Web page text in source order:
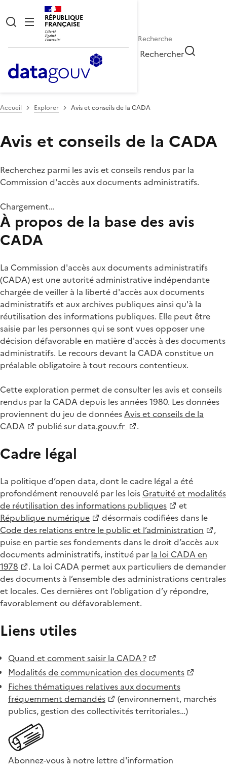
RÉPUBLIQUE
FRANÇAISE
Rechercher
Accueil Explorer Avis et conseils de la CADA
Avis et conseils de la CADA
Recherchez parmi les avis et conseils rendus par la
Commission d'accès aux documents administratifs.
Chargement…
À propos de la base des avis
CADA
La Commission d'accès aux documents administratifs
(CADA) est une autorité administrative indépendante
chargée de veiller à la liberté d'accès aux documents
administratifs et aux archives publiques ainsi qu'à la
réutilisation des informations publiques. Elle peut être
saisie par les personnes qui se sont vues opposer une
décision défavorable en matière d'accès à des documents
administratifs. Le recours devant la CADA constitue un
préalable obligatoire à tout recours contentieux.
Cette exploration permet de consulter les avis et conseils
rendus par la CADA depuis les années 1980. Les données
proviennent du jeu de donnéesAvis et conseils de la
CADA
publié surdata.gouv.fr .
Cadre légal
La politique d’open data, dont le cadre légal a été
profondément renouvelé par les loisGratuité et modalités
de réutilisation des informations publiques
et
République numérique
désormais codifiées dans le
Code des relations entre le public et l’administration
,
puise en partie ses fondements dans le droit d’accès aux
documents administratifs, institué par la loi CADA en
1978
. La loi CADA permet aux particuliers de demander
des documents à l’ensemble des administrations centrales
et locales. Ces dernières ont l’obligation d’y répondre,
favorablement ou défavorablement.
Liens utiles
Quand et comment saisir la CADA ?
Modalités de communication des documents
Fiches thématiques relatives aux documents
fréquemment demandés
(environnement, marchés
publics, gestion des collectivités territoriales…)
Abonnez-vous à notre lettre d'information